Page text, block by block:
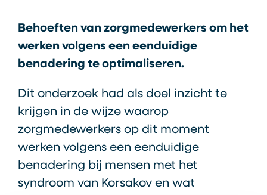
Behoeften van zorgmedewerkers om het
werken volgens een eenduidige
benadering te optimaliseren.
Dit onderzoek had als doel inzicht te
krijgen in de wijze waarop
zorgmedewerkers op dit moment
werken volgens een eenduidige
benadering bij mensen met het
syndroom van Korsakov en wat